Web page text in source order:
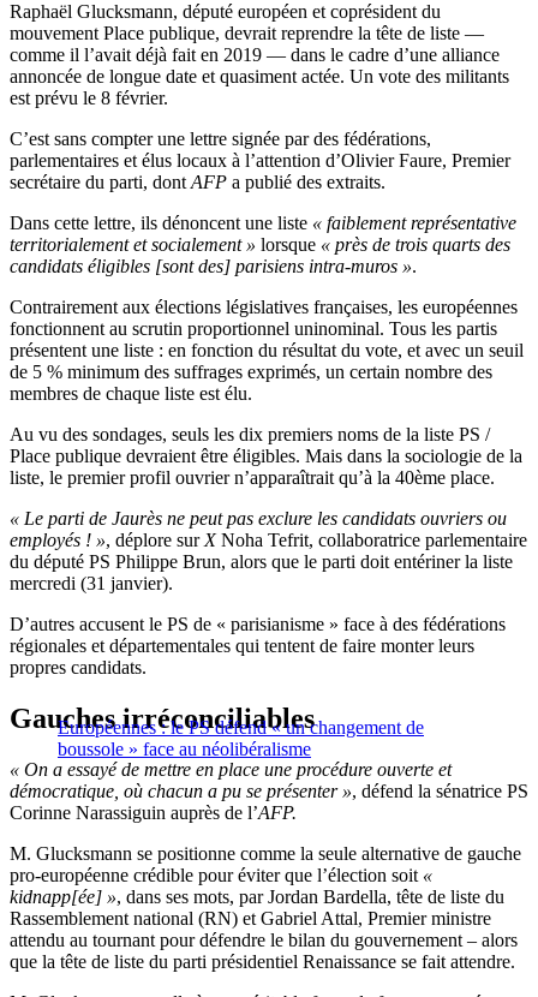
Raphaël Glucksmann, député européen et coprésident du
mouvement Place publique, devrait reprendre la tête de liste —
comme il l’avait déjà fait en 2019 — dans le cadre d’une alliance
annoncée de longue date et quasiment actée. Un vote des militants
est prévu le 8 février.
C’est sans compter une lettre signée par des fédérations,
parlementaires et élus locaux à l’attention d’Olivier Faure, Premier
secrétaire du parti, dont AFP a publié des extraits.
Dans cette lettre, ils dénoncent une liste « faiblement représentative
territorialement et socialement » lorsque « près de trois quarts des
candidats éligibles [sont des] parisiens intra-muros ».
Contrairement aux élections législatives françaises, les européennes
fonctionnent au scrutin proportionnel uninominal. Tous les partis
présentent une liste : en fonction du résultat du vote, et avec un seuil
de 5 % minimum des suffrages exprimés, un certain nombre des
membres de chaque liste est élu.
Au vu des sondages, seuls les dix premiers noms de la liste PS /
Place publique devraient être éligibles. Mais dans la sociologie de la
liste, le premier profil ouvrier n’apparaîtrait qu’à la 40ème place.
« Le parti de Jaurès ne peut pas exclure les candidats ouvriers ou
employés ! », déplore sur XNoha Tefrit, collaboratrice parlementaire
du député PS Philippe Brun, alors que le parti doit entériner la liste
mercredi (31 janvier).
D’autres accusent le PS de « parisianisme » face à des fédérations
régionales et départementales qui tentent de faire monter leurs
propres candidats.
Européennes : le PS défend « un changement de
boussole » face au néolibéralisme
Gauches irréconciliables
« On a essayé de mettre en place une procédure ouverte et
démocratique, où chacun a pu se présenter », défend la sénatrice PS
Corinne Narassiguin auprès de l’AFP.
M. Glucksmann se positionne comme la seule alternative de gauche
pro-européenne crédible pour éviter que l’élection soit «
kidnapp[ée] », dans ses mots, par Jordan Bardella, tête de liste du
Rassemblement national (RN) et Gabriel Attal, Premier ministre
attendu au tournant pour défendre le bilan du gouvernement – alors
que la tête de liste du parti présidentiel Renaissance se fait attendre.